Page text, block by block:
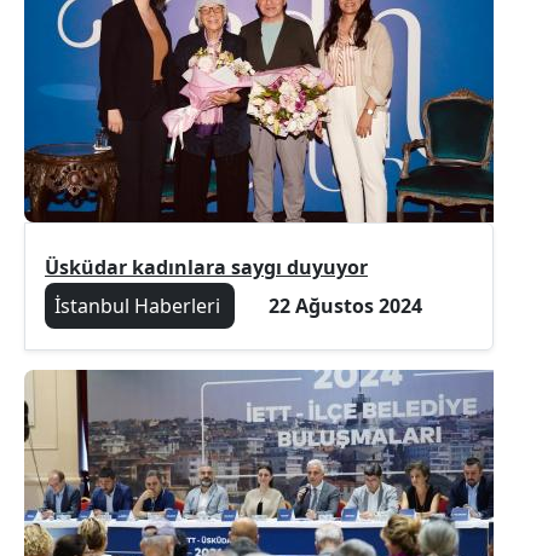
Üsküdar kadınlara saygı duyuyor
İstanbul Haberleri
22 Ağustos 2024